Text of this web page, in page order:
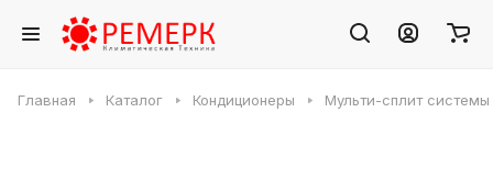
Главная Каталог Кондиционеры Мульти-сплит системы